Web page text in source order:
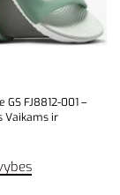
GS FJ8812-001 –
Vaikams ir